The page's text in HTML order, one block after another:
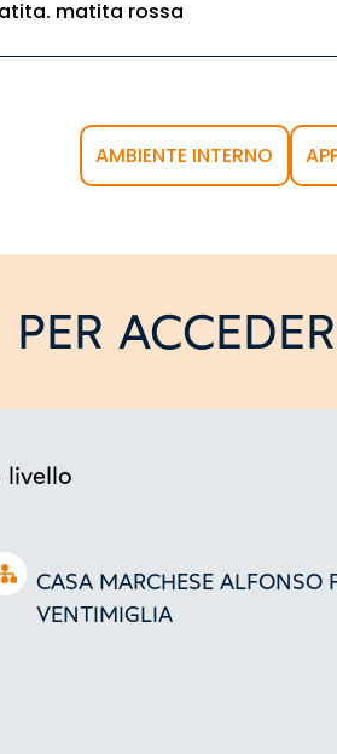
matita rossa
AMBIENTE INTERNO
PER
livello
Open tree
CASA MARCHESE ALFONSO
VENTIMIGLIA